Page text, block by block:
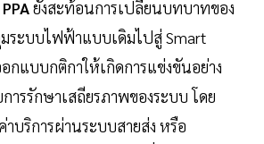
ยังสะท้อนการเปลี่ยนบทบาทของ
ระบบไฟฟ้าแบบเดิมไปสู่ Smart
กแบบกติกาให้เกิดการแข่งขันอย่าง
ารรักษาเสถียรภาพของระบบ โดย
บริการผ่านระบบสายส่ง หรือ